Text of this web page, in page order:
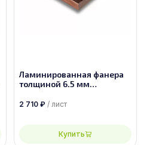
Ламинированная фанера
толщиной 6.5 мм
1/1
2 710 ₽ / лист
Купить